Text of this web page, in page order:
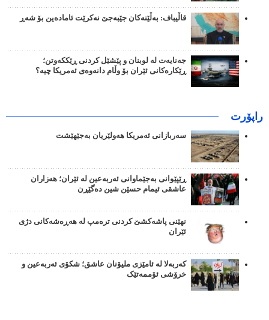
قاڵیباف: بەڵێنەکان جێبەجێ نەکرێت ئامادەین بۆ شەڕ
جەنایەت لە لوبنان و پێشێل کردنی ڕێککەوتن؛
ڕێکارەکانی ئێران بۆ وڵام دانەوەی ئەمریکا چیە؟
راپۆرت
سەربازانی ئەمریکا هەولێریان بەجێهێشت
ڕێپێوانی بەجێماوانی ئەربەعین لە ئێران؛ هەزاران
عاشقی ئیمام حسێن شین دەگێڕن
نهێنی پاشەکشێ کردنی ترەمپ لە هەڕەشەکانی دژی
ئێران
کەربەلا لە ئامێزی ملیۆنان عاشق؛ شکۆی ئەربەعین و
خرۆشی ئۆممەتێک